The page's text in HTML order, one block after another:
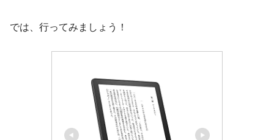
では、行ってみましょう！